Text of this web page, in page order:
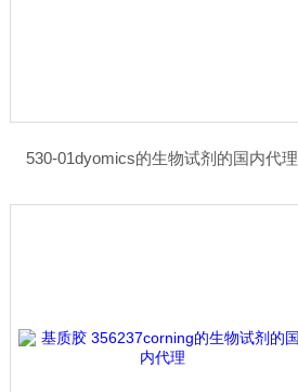
530-01dyomics的生物试剂的国内代理